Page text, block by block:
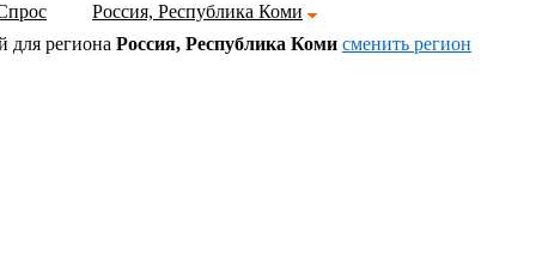
Россия, Республика Коми
для региона Россия, Республика Коми cменить регион